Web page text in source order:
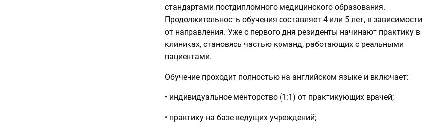
стандартами постдипломного медицинского образования.
Продолжительность обучения составляет 4 или 5 лет, в зависимости
от направления. Уже с первого дня резиденты начинают практику в
клиниках, становясь частью команд, работающих с реальными
пациентами.
Обучение проходит полностью на английском языке и включает:
• индивидуальное менторство (1:1) от практикующих врачей;
• практику на базе ведущих учреждений;